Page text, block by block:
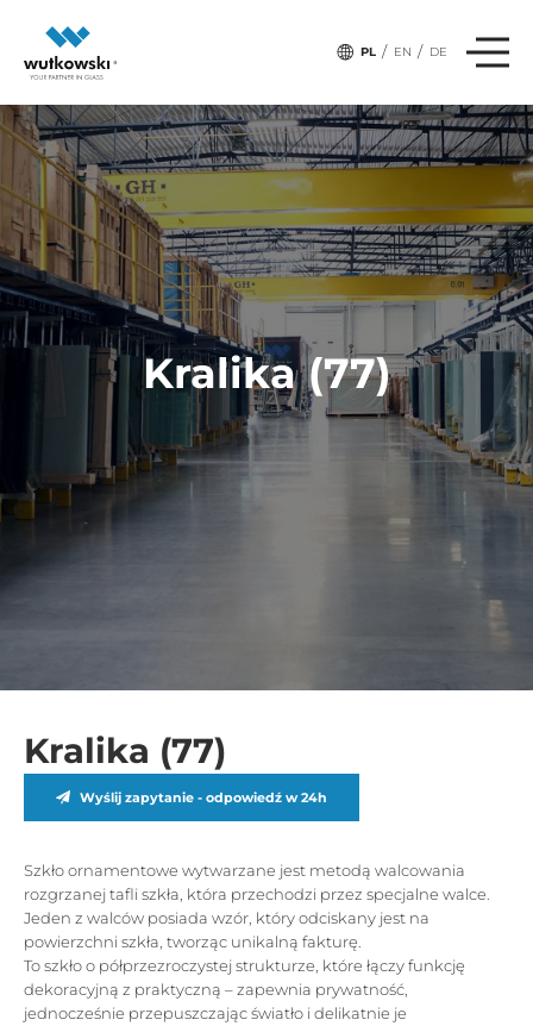
PL / EN / DE
Kralika (77)
Kralika (77)
Wyślij zapytanie - odpowiedź w 24h
Szkło ornamentowe wytwarzane jest metodą walcowania
rozgrzanej tafli szkła, która przechodzi przez specjalne walce.
Jeden z walców posiada wzór, który odciskany jest na
powierzchni szkła, tworząc unikalną fakturę.
To szkło o półprzezroczystej strukturze, które łączy funkcję
dekoracyjną z praktyczną – zapewnia prywatność,
jednocześnie przepuszczając światło i delikatnie je